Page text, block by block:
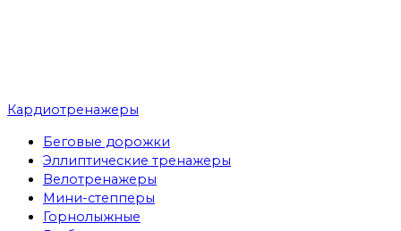
Кардиотренажеры
Беговые дорожки
Эллиптические тренажеры
Велотренажеры
Мини-степперы
Горнолыжные